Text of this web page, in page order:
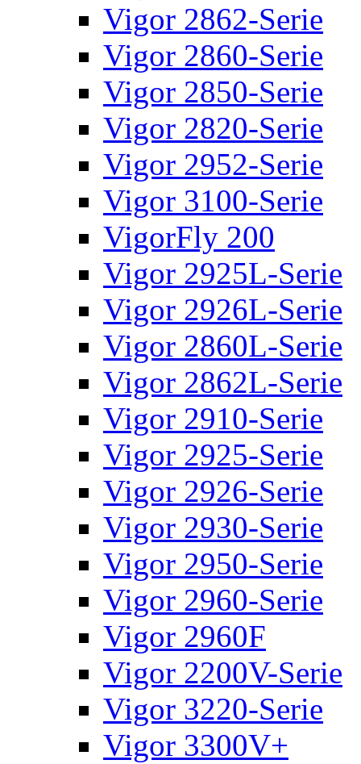
Vigor 2862-Serie
Vigor 2860-Serie
Vigor 2850-Serie
Vigor 2820-Serie
Vigor 2952-Serie
Vigor 3100-Serie
VigorFly 200
Vigor 2925L-Serie
Vigor 2926L-Serie
Vigor 2860L-Serie
Vigor 2862L-Serie
Vigor 2910-Serie
Vigor 2925-Serie
Vigor 2926-Serie
Vigor 2930-Serie
Vigor 2950-Serie
Vigor 2960-Serie
Vigor 2960F
Vigor 2200V-Serie
Vigor 3220-Serie
Vigor 3300V+